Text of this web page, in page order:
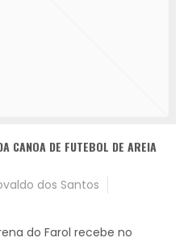
CANOA DE FUTEBOL DE AREIA
dos Santos
do Farol recebe no